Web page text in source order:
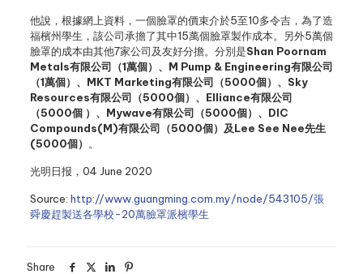
他說，根據網上資料，一個臉罩的價束介於5至10多令吉，為了造
福檳州學生，該公司承擔了其中15萬個臉罩製作成本。另外5萬個
臉罩的成本由其他7家公司及友好分擔。分別是Shan Poornam
Metals有限公司（1萬個）、M Pump & Engineering有限公司
（1萬個）、MKT Marketing有限公司（5000個）、Sky
Resources有限公司（5000個）、Elliance有限公司
（5000個 ）、Mywave有限公司（5000個）、DIC
Compounds(M)有限公司（5000個）及Lee See Nee先生
(5000個）
。
光明日报，04 June 2020
Source: http://www.guangming.com.my/node/543105/張
舜慶趕製送各學校-20萬臉罩派檳學生
Share